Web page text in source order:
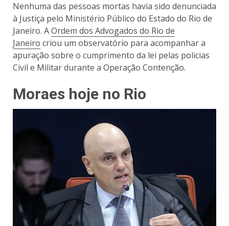
Nenhuma das pessoas mortas havia sido denunciada
à Justiça pelo Ministério Público do Estado do Rio de
Janeiro. AOrdem dos Advogados do Rio de
Janeiro criou um observatório para acompanhar a
apuração sobre o cumprimento da lei pelas policias
Civil e Militar durante a Operação Contenção.
Moraes hoje no Rio